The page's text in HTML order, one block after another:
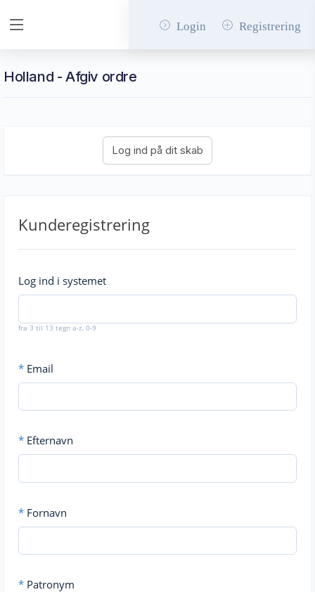
Login Registrering
Holland - Afgiv ordre
Kunderegistrering
Log ind i systemet
fra 3 til 13 tegn a-z, 0-9
* Email
* Efternavn
* Fornavn
* Patronym